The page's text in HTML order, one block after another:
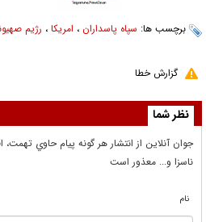
برچسب ها: سپاه پاسداران ، امریکا ، رژیم
گزارش خطا
نظر شما
جوان آنلاين از انتشار هر گونه پيام حاوي تهمت،
ناسزا و... معذور است
نام